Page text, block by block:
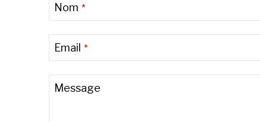
URL
Nom *
Email *
Message